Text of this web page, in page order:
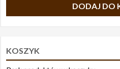
DODAJ DO
KOSZYK